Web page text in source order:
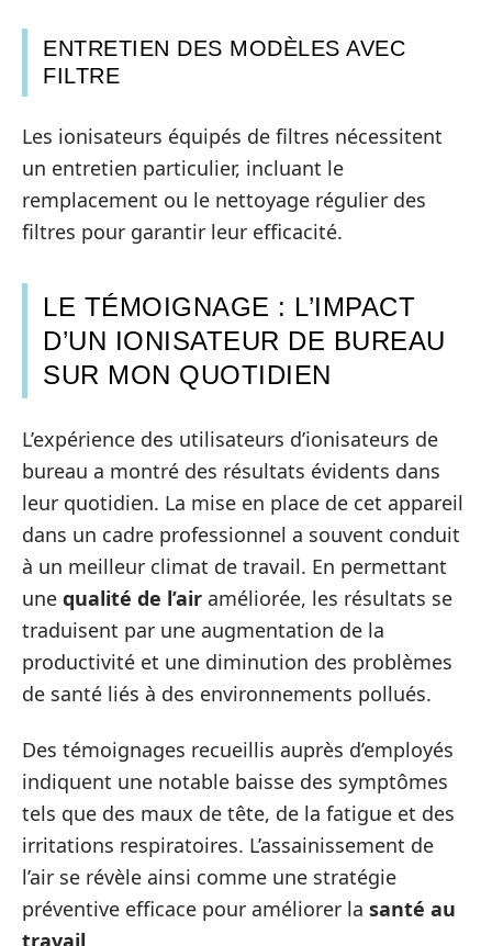
ENTRETIEN DES MODÈLES AVEC
FILTRE
Les ionisateurs équipés de filtres nécessitent
un entretien particulier, incluant le
remplacement ou le nettoyage régulier des
filtres pour garantir leur efficacité.
LE TÉMOIGNAGE : L’IMPACT
D’UN IONISATEUR DE BUREAU
SUR MON QUOTIDIEN
L’expérience des utilisateurs d’ionisateurs de
bureau a montré des résultats évidents dans
leur quotidien. La mise en place de cet appareil
dans un cadre professionnel a souvent conduit
à un meilleur climat de travail. En permettant
une qualité de l’air améliorée, les résultats se
traduisent par une augmentation de la
productivité et une diminution des problèmes
de santé liés à des environnements pollués.
Des témoignages recueillis auprès d’employés
indiquent une notable baisse des symptômes
tels que des maux de tête, de la fatigue et des
irritations respiratoires. L’assainissement de
l’air se révèle ainsi comme une stratégie
préventive efficace pour améliorer la santé au